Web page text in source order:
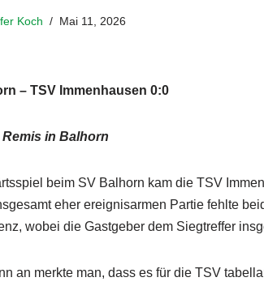
Koch Mai 11, 2026
– TSV Immenhausen 0:0
in Balhorn
beim SV Balhorn kam die TSV
eher ereignisarmen Partie fehlte
wobei die Gastgeber dem Siegtreffer
an merkte man, dass es für die TSV